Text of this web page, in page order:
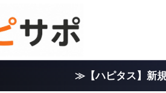
≫【ハピタス】新